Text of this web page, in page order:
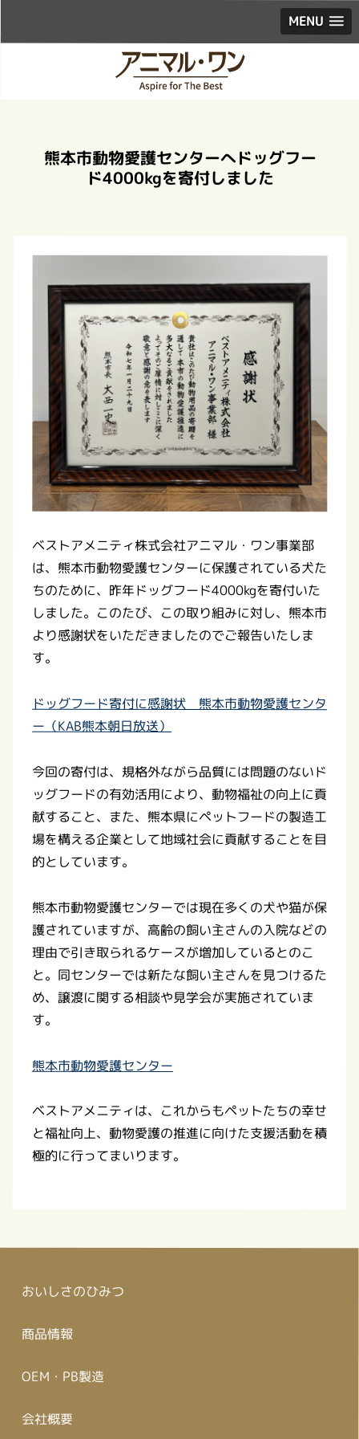
MENU
熊本市動物愛護センターへドッグフー
ド4000kgを寄付しました
ベストアメニティ株式会社アニマル・ワン事業部
は、熊本市動物愛護センターに保護されている犬た
ちのために、昨年ドッグフード4000kgを寄付いた
しました。このたび、この取り組みに対し、熊本市
より感謝状をいただきましたのでご報告いたしま
す。
ドッグフード寄付に感謝状 熊本市動物愛護センタ
ー（KAB熊本朝日放送）
今回の寄付は、規格外ながら品質には問題のないド
ッグフードの有効活用により、動物福祉の向上に貢
献すること、また、熊本県にペットフードの製造工
場を構える企業として地域社会に貢献することを目
的としています。
熊本市動物愛護センターでは現在多くの犬や猫が保
護されていますが、高齢の飼い主さんの入院などの
理由で引き取られるケースが増加しているとのこ
と。同センターでは新たな飼い主さんを見つけるた
め、譲渡に関する相談や見学会が実施されていま
す。
熊本市動物愛護センター
ベストアメニティは、これからもペットたちの幸せ
と福祉向上、動物愛護の推進に向けた支援活動を積
極的に行ってまいります。
おいしさのひみつ
商品情報
OEM・PB製造
会社概要